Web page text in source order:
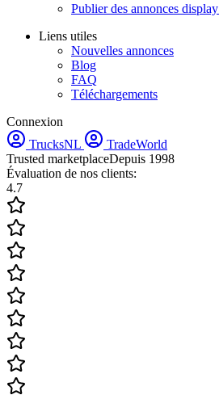
Publier des annonces display
Liens utiles
Nouvelles annonces
Blog
FAQ
Téléchargements
Connexion
TrucksNL
TradeWorld
Trusted marketplaceDepuis 1998
Évaluation de nos clients:
4.7